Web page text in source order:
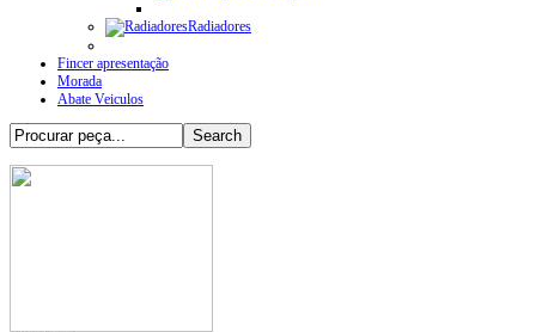
Radiadores
Fincer apresentação
Morada
Abate Veiculos